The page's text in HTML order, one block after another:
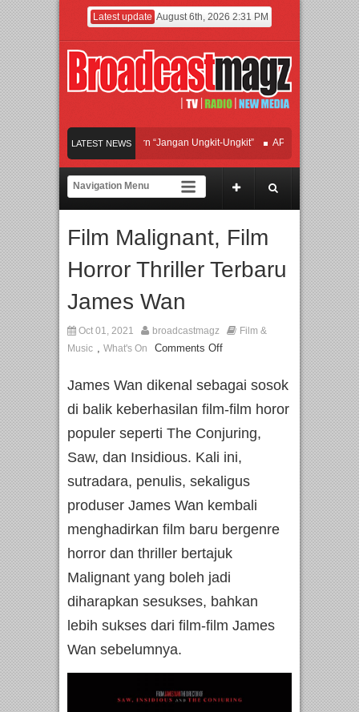
Latest update August 6th, 2026 2:31 PM
LATEST NEWS
Afan Hadirkan Hipdut Modern “Jangan Ungkit-Ungkit” APMF 2026 Dorong
Rayakan Perpaduan Warisan Dan Semangat Lokal, BIRKENSTOCK INDONESIA
Twilite Orchestra Presents The Beatles & Queen – feat. Marcello Tahitoe dan
Film Malignant, Film
Horror Thriller Terbaru
James Wan
Oct 01, 2021 broadcastmagz
Film &
Music , What's On Comments Off
James Wan dikenal sebagai sosok
di balik keberhasilan film-film horor
populer seperti The Conjuring,
Saw, dan Insidious. Kali ini,
sutradara, penulis, sekaligus
produser James Wan kembali
menghadirkan film baru bergenre
horror dan thriller bertajuk
Malignant yang boleh jadi
diharapkan sesukses, bahkan
lebih sukses dari film-film James
Wan sebelumnya.